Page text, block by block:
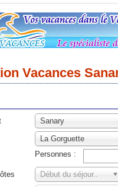
Vacances
Sanary
La Gorguette
Personnes :
Début du séjour..